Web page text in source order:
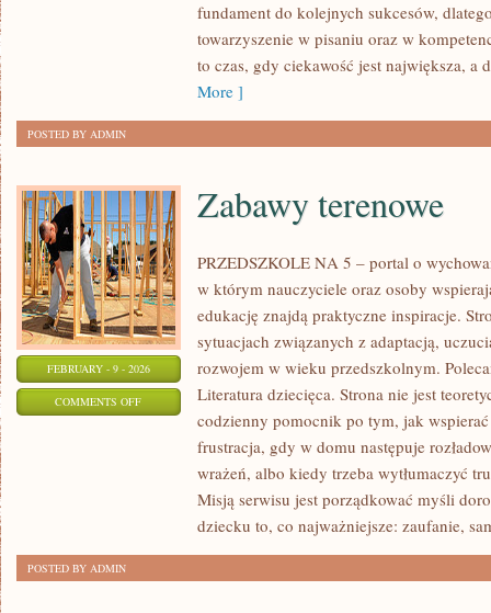
fundament do kolejnych sukcesów,
towarzyszenie w pisaniu oraz w
to czas, gdy ciekawość jest największa, a
More ]
POSTED BY ADMIN
FEBRUARY - 9 - 2026
COMMENTS OFFON
TERENOWE
Zabawy terenowe
PRZEDSZKOLE NA 5 – portal o
w którym nauczyciele oraz osoby
edukację znajdą praktyczne inspiracje.
sytuacjach związanych z adaptacją,
rozwojem w wieku przedszkolnym.
Literatura dziecięca. Strona nie jest
codzienny pomocnik po tym, jak
frustracja, gdy w domu następuje
wrażeń, albo kiedy trzeba wytłumaczyć
Misją serwisu jest porządkować myśli
dziecku to, co najważniejsze: zaufanie,
POSTED BY ADMIN